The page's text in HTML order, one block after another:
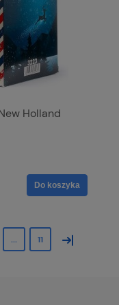
Holland
Do koszyka
... 11 »